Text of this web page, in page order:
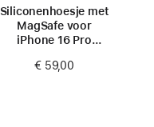
Siliconenhoesje met
MagSafe voor
iPhone 16 Pro
€ 59,00